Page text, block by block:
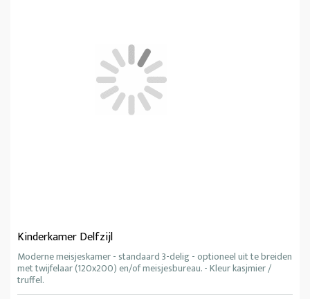
Kinderkamer Delfzijl
Moderne meisjeskamer - standaard 3-delig - optioneel uit te breiden
met twijfelaar (120x200) en/of meisjesbureau. - Kleur kasjmier /
truffel.